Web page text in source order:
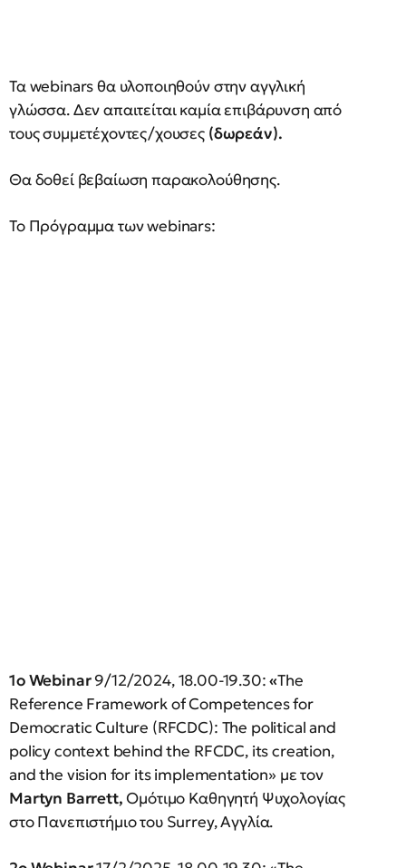
Τα webinars θα υλοποιηθούν στην αγγλική
γλώσσα. Δεν απαιτείται καμία επιβάρυνση από
τους συμμετέχοντες/χουσες (δωρεάν).
Θα δοθεί βεβαίωση παρακολούθησης.
Το Πρόγραμμα των webinars:
1οWebinar9/12/2024, 18.00-19.30:«The
Reference Framework of Competences for
Democratic Culture (RFCDC): The political and
policy context behind the RFCDC, its creation,
and the vision for its implementation» με τον
Martyn Barrett, Ομότιμο Καθηγητή Ψυχολογίας
στο Πανεπιστήμιο του Surrey, Αγγλία.